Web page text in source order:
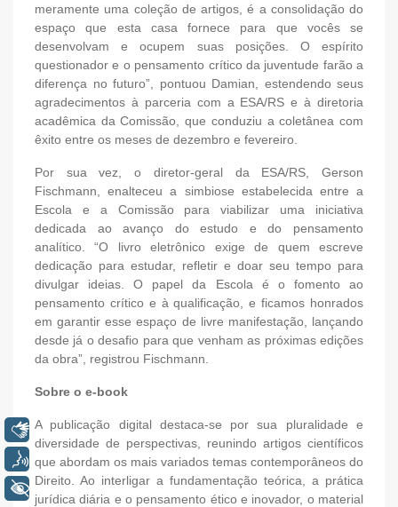
meramente uma coleção de artigos, é a consolidação do
espaço que esta casa fornece para que vocês se
desenvolvam e ocupem suas posições. O espírito
questionador e o pensamento crítico da juventude farão a
diferença no futuro”, pontuou Damian, estendendo seus
agradecimentos à parceria com a ESA/RS e à diretoria
acadêmica da Comissão, que conduziu a coletânea com
êxito entre os meses de dezembro e fevereiro.
Por sua vez, o diretor-geral da ESA/RS, Gerson
Fischmann, enalteceu a simbiose estabelecida entre a
Escola e a Comissão para viabilizar uma iniciativa
dedicada ao avanço do estudo e do pensamento
analítico. “O livro eletrônico exige de quem escreve
dedicação para estudar, refletir e doar seu tempo para
divulgar ideias. O papel da Escola é o fomento ao
pensamento crítico e à qualificação, e ficamos honrados
em garantir esse espaço de livre manifestação, lançando
desde já o desafio para que venham as próximas edições
da obra”, registrou Fischmann.
Sobre o e-book
A publicação digital destaca-se por sua pluralidade e
diversidade de perspectivas, reunindo artigos científicos
que abordam os mais variados temas contemporâneos do
Direito. Ao interligar a fundamentação teórica, a prática
jurídica diária e o pensamento ético e inovador, o material
Libras
Voz
+ Acessibilidade